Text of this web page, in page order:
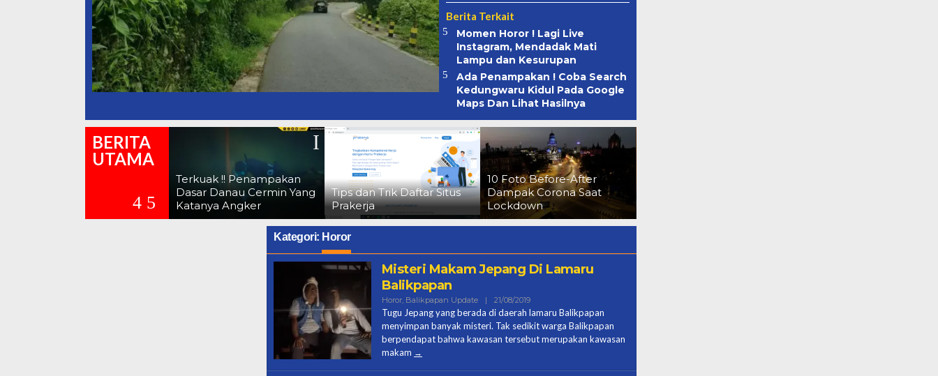
Berita Terkait
Momen Horor ! Lagi Live
Instagram, Mendadak Mati
Lampu dan Kesurupan
Ada Penampakan ! Coba Search
Kedungwaru Kidul Pada Google
Maps Dan Lihat Hasilnya
BERITA
UTAMA
Terkuak !! Penampakan
Dasar Danau Cermin Yang
Katanya Angker
Tips dan Trik Daftar Situs
Prakerja
10 Foto Before-After
Dampak Corona Saat
Lockdown
Kategori: Horor
Misteri Makam Jepang Di Lamaru
Balikpapan
Horor, Balikpapan Update | 21/08/2019Oleh
Halo
Ces
Tugu Jepang yang berada di daerah lamaru Balikpapan
menyimpan banyak misteri. Tak sedikit warga Balikpapan
berpendapat bahwa kawasan tersebut merupakan kawasan
makam